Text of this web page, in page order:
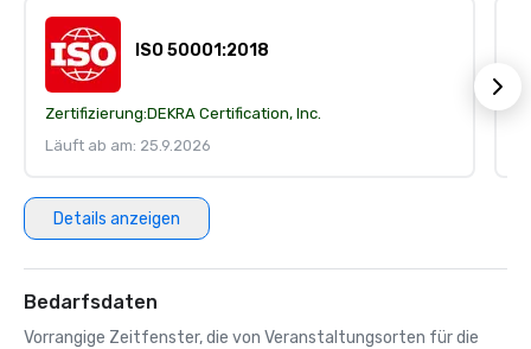
ISO 50001:2018
Zertifizierung:DEKRA Certification, Inc.
Läuft ab am: 25.9.2026
Details anzeigen
Bedarfsdaten
Vorrangige Zeitfenster, die von Veranstaltungsorten für die